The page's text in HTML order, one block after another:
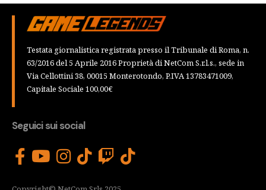
Testata giornalistica registrata presso il Tribunale di Roma, n.
63/2016 del 5 Aprile 2016 Proprietà di NetCom S.r.l.s., sede in
Via Cellottini 38, 00015 Monterotondo, P.IVA 13783471009,
Capitale Sociale 100,00€
Seguici sui social